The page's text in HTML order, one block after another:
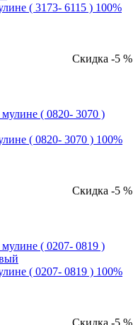
( 3173- 6115 ) 100%
Скидка -5 %
( 0820- 3070 ) 100%
Скидка -5 %
( 0207- 0819 ) 100%
Скидка -5 %